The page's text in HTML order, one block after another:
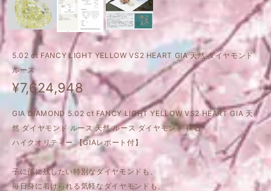
5.02 ct FANCY LIGHT YELLOW VS2 HEART GIA 天然 ダイヤモンド
ルース
¥7,624,948
GIA DIAMOND 5.02 ct FANCY LIGHT YELLOW VS2 HEART GIA 天
然 ダイヤモンド ルース 天然 ルース ダイヤモンド 裸石
ハイクオリティー 【GIAレポート付】
子に孫に残したい特別なダイヤモンドも、
毎日身に着けられる気軽なダイヤモンドも、